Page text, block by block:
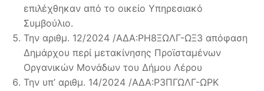
επιλέχθηκαν από το οικείο Υπηρεσιακό
Συμβούλιο.
Την αριθμ. 12/2024 /ΑΔΑ:ΡΗ8ΞΩΛΓ-ΩΞ3 απόφαση
Δημάρχου περί μετακίνησης Προϊσταμένων
Οργανικών Μονάδων του Δήμου Λέρου
Την υπ’ αριθμ. 14/2024 /ΑΔΑ:Ρ3ΠΓΩΛΓ-ΩΡΚ